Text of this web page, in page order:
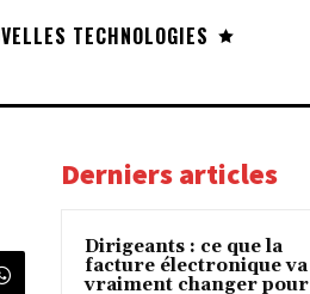
TECHNOLOGIES
Derniers articles
Dirigeants : ce que la
facture électronique va
vraiment changer pour